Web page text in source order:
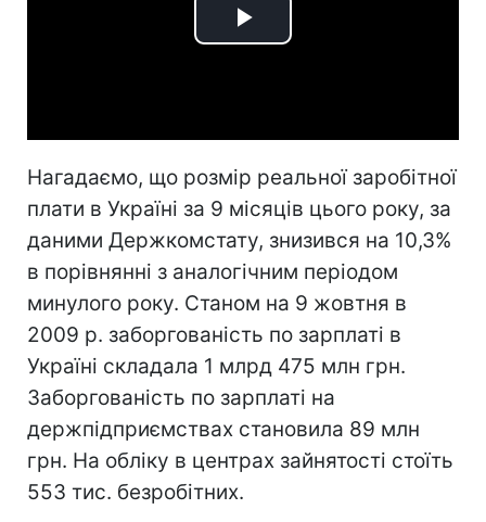
Play
Нагадаємо, що розмір реальної заробітної
плати в Україні за 9 місяців цього року, за
даними Держкомстату, знизився на 10,3%
в порівнянні з аналогічним періодом
минулого року. Станом на 9 жовтня в
2009 р. заборгованість по зарплаті в
Україні складала 1 млрд 475 млн грн.
Заборгованість по зарплаті на
держпідприємствах становила 89 млн
грн. На обліку в центрах зайнятості стоїть
553 тис. безробітних.